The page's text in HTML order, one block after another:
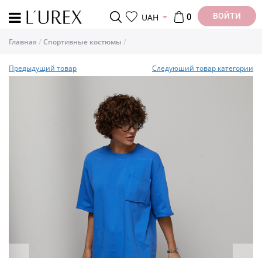
UAH 0 ВОЙТИ
Главная Спортивные костюмы
Предыдущий товар Следуюший товар категории